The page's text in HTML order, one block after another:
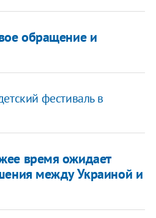
обращение и
фестиваль в
время ожидает
между Украиной и